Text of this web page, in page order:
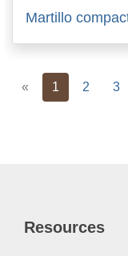
Martillo
« Previous
1 2 3
Resources